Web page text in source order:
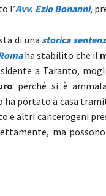
l’Avv. Ezio Bonanni,
di una storica
ha stabilito che il
a Taranto,
perché si è
portato a casa
e altri cancerogeni
ma